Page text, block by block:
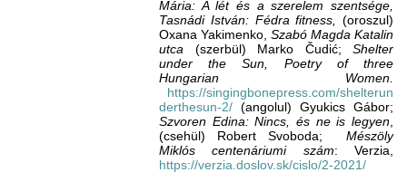
Mária: A lét és a szerelem szentsége,
Tasnádi István: Fédra fitness, (oroszul)
Oxana Yakimenko, Szabó Magda Katalin
utca (szerbül) Marko Čudić; Shelter
under the Sun, Poetry of three
Hungarian Women.
https://singingbonepress.com/shelterun
derthesun-2/ (angolul) Gyukics Gábor;
Szvoren Edina: Nincs, és ne is legyen
(csehül) Robert Svoboda; Mészöly
Miklós centenáriumi szám: Verzia,
https://verzia.doslov.sk/cislo/2-2021/